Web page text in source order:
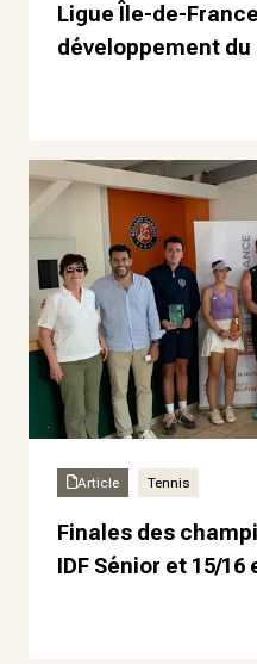
Ligue Île-de-
développement du
Article Tennis
Finales des
IDF Sénior et 15/16